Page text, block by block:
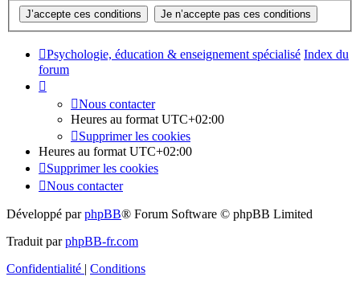
Psychologie, éducation & enseignement spécialisé Index du
forum
Nous contacter
Heures au format UTC+02:00
Supprimer les cookies
Heures au format UTC+02:00
Supprimer les cookies
Nous contacter
Développé parphpBB® Forum Software © phpBB Limited
Traduit parphpBB-fr.com
Confidentialité | Conditions